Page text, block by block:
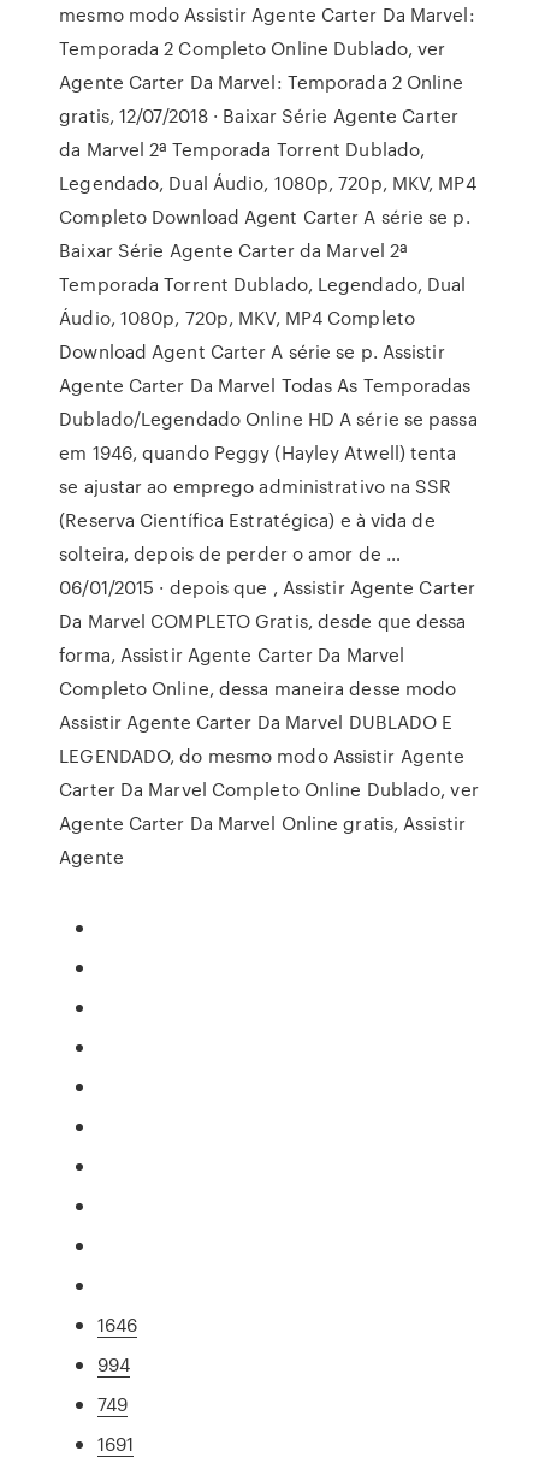
mesmo modo Assistir Agente Carter Da Marvel:
Temporada 2 Completo Online Dublado, ver
Agente Carter Da Marvel: Temporada 2 Online
gratis, 12/07/2018 · Baixar Série Agente Carter
da Marvel 2ª Temporada Torrent Dublado,
Legendado, Dual Áudio, 1080p, 720p, MKV, MP4
Completo Download Agent Carter A série se p.
Baixar Série Agente Carter da Marvel 2ª
Temporada Torrent Dublado, Legendado, Dual
Áudio, 1080p, 720p, MKV, MP4 Completo
Download Agent Carter A série se p. Assistir
Agente Carter Da Marvel Todas As Temporadas
Dublado/Legendado Online HD A série se passa
em 1946, quando Peggy (Hayley Atwell) tenta
se ajustar ao emprego administrativo na SSR
(Reserva Científica Estratégica) e à vida de
solteira, depois de perder o amor de …
06/01/2015 · depois que , Assistir Agente Carter
Da Marvel COMPLETO Gratis, desde que dessa
forma, Assistir Agente Carter Da Marvel
Completo Online, dessa maneira desse modo
Assistir Agente Carter Da Marvel DUBLADO E
LEGENDADO, do mesmo modo Assistir Agente
Carter Da Marvel Completo Online Dublado, ver
Agente Carter Da Marvel Online gratis, Assistir
Agente
1646
994
749
1691